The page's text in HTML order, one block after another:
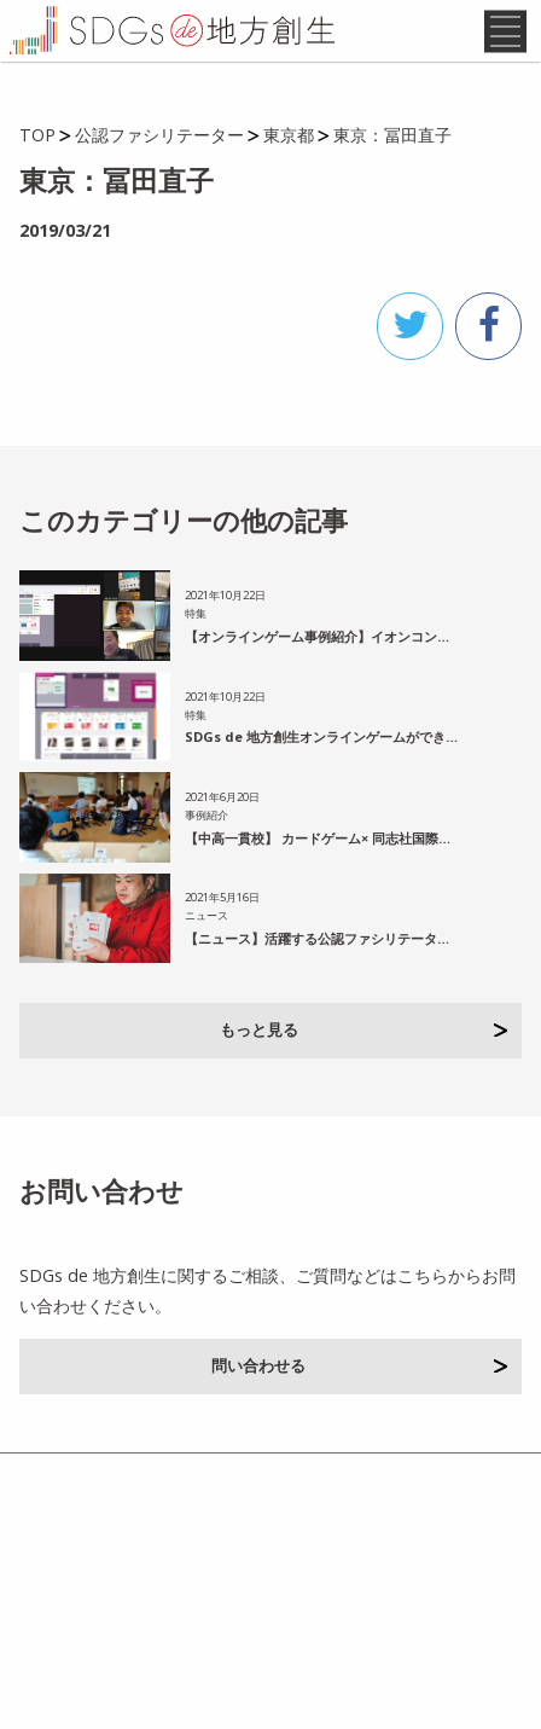
TOP 公認ファシリテーター 東京都 東京：冨田直子
東京：冨田直子
2019/03/21
このカテゴリーの他の記事
2021年10月22日
特集
【オンラインゲーム事例紹介】イオンコン…
2021年10月22日
特集
SDGs de 地方創生オンラインゲームができ…
2021年6月20日
事例紹介
【中高一貫校】 カードゲーム× 同志社国際…
2021年5月16日
ニュース
【ニュース】活躍する公認ファシリテータ…
もっと見る
お問い合わせ
SDGs de 地方創生に関するご相談、ご質問などはこちらからお問
い合わせください。
問い合わせる